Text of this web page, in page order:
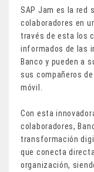
SAP Jam es la red
colaboradores en
través de esta los
informados de las
Banco y pueden a
sus compañeros
móvil.
Con esta
colaboradores,
transformación
que conecta
organización,